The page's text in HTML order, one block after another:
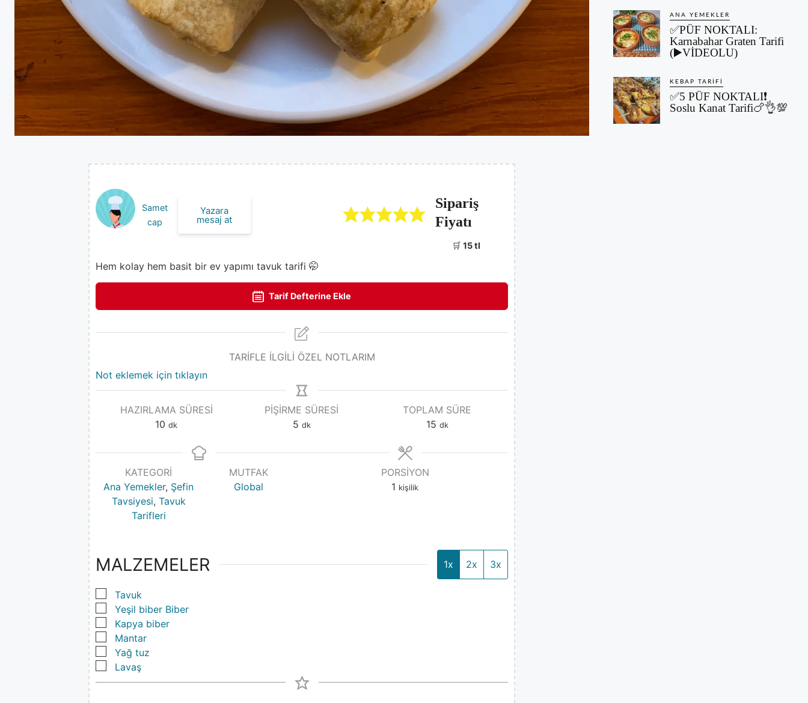
Samet
cap
Yazara
mesaj at
Sipariş
Fiyatı
🛒15 tl
Hem kolay hem basit bir ev yapımı tavuk tarifi 🤭
Tarif Defterine Ekle
TARİFLE İLGİLİ ÖZEL NOTLARIM
Not eklemek için tıklayın
HAZIRLAMA SÜRESI
10 dk
PIŞIRME SÜRESI
5 dk
TOPLAM SÜRE
15 dk
KATEGORI
Ana Yemekler, Şefin
Tavsiyesi, Tavuk
Tarifleri
MUTFAK
Global
PORSIYON
1 kişilik
MALZEMELER 1x 2x 3x
▢
Tavuk
▢
Yeşil biber Biber
▢
Kapya biber
▢
Mantar
▢
Yağ tuz
▢Lavaş
ANA YEMEKLER
✅PÜF NOKTALI:
Karnabahar Graten Tarifi
(▶️VİDEOLU)
KEBAP TARIFI
✅5 PÜF NOKTALI❗
Soslu Kanat Tarifi🍗👌💯